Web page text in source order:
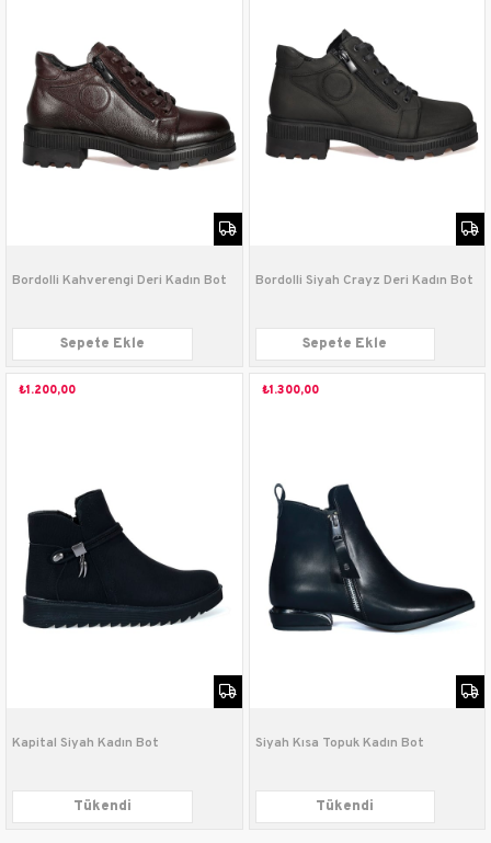
Bordolli Kahverengi Deri Kadın Bot
Sepete Ekle
Bordolli Siyah Crayz Deri Kadın Bot
Sepete Ekle
Tükendi
Kapital Siyah Kadın Bot
₺1.200,00
Tükendi
Siyah Kısa Topuk Kadın Bot
₺1.300,00